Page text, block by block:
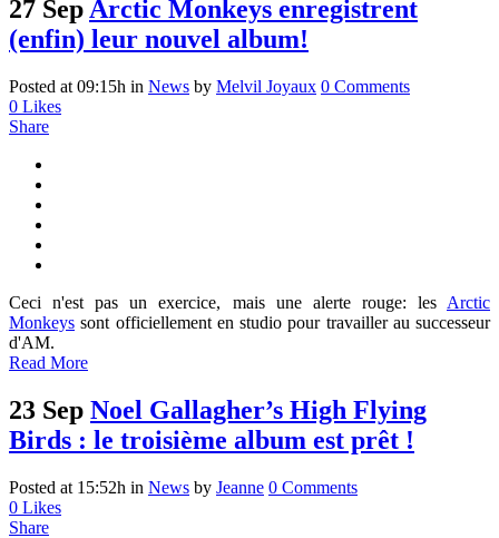
27 Sep Arctic Monkeys enregistrent
(enfin) leur nouvel album!
Posted at 09:15h in News by Melvil Joyaux 0 Comments
0 Likes
Share
Ceci n'est pas un exercice, mais une alerte rouge: les Arctic
Monkeys sont officiellement en studio pour travailler au successeur
d'AM.
Read More
23 Sep Noel Gallagher’s High Flying
Birds : le troisième album est prêt !
Posted at 15:52h in News by Jeanne 0 Comments
0 Likes
Share